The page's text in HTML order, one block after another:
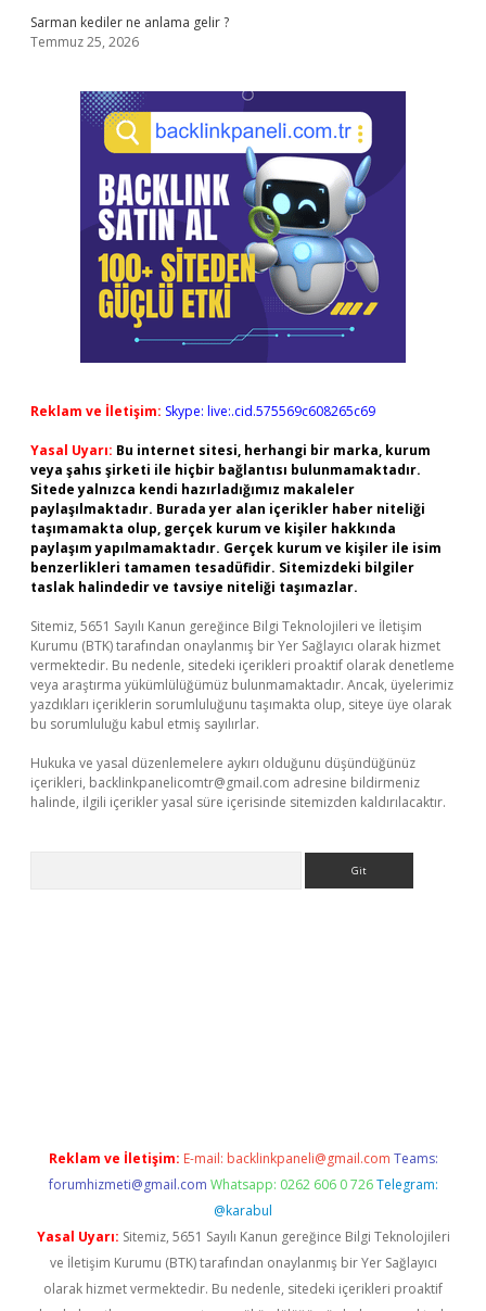
Sarman kediler ne anlama gelir ?
Temmuz 25, 2026
Reklam ve İletişim: Skype: live:.cid.575569c608265c69
Yasal Uyarı: Bu internet sitesi, herhangi bir marka, kurum
veya şahıs şirketi ile hiçbir bağlantısı bulunmamaktadır.
Sitede yalnızca kendi hazırladığımız makaleler
paylaşılmaktadır. Burada yer alan içerikler haber niteliği
taşımamakta olup, gerçek kurum ve kişiler hakkında
paylaşım yapılmamaktadır. Gerçek kurum ve kişiler ile isim
benzerlikleri tamamen tesadüfidir. Sitemizdeki bilgiler
taslak halindedir ve tavsiye niteliği taşımazlar.
Sitemiz, 5651 Sayılı Kanun gereğince Bilgi Teknolojileri ve İletişim
Kurumu (BTK) tarafından onaylanmış bir Yer Sağlayıcı olarak hizmet
vermektedir. Bu nedenle, sitedeki içerikleri proaktif olarak denetleme
veya araştırma yükümlülüğümüz bulunmamaktadır. Ancak, üyelerimiz
yazdıkları içeriklerin sorumluluğunu taşımakta olup, siteye üye olarak
bu sorumluluğu kabul etmiş sayılırlar.
Hukuka ve yasal düzenlemelere aykırı olduğunu düşündüğünüz
içerikleri, backlinkpanelicomtr@gmail.com adresine bildirmeniz
halinde, ilgili içerikler yasal süre içerisinde sitemizden kaldırılacaktır.
Reklam ve İletişim: E-mail: backlinkpaneli@gmail.com Teams:
forumhizmeti@gmail.com Whatsapp: 0262 606 0 726 Telegram:
@karabul
Yasal Uyarı: Sitemiz, 5651 Sayılı Kanun gereğince Bilgi Teknolojileri
ve İletişim Kurumu (BTK) tarafından onaylanmış bir Yer Sağlayıcı
olarak hizmet vermektedir. Bu nedenle, sitedeki içerikleri proaktif